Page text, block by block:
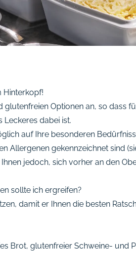
Hinterkopf!
glutenfreien Optionen an, so dass
dabei ist.
auf Ihre besonderen
Allergenen gekennzeichnet sind
jedoch, sich vorher an den
sollte ich ergreifen?
damit er Ihnen die besten
Brot, glutenfreier Schweine- und